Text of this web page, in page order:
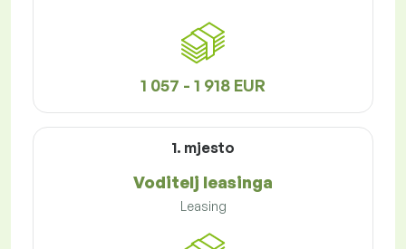
1 057 - 1 918 EUR
1. mjesto
Voditelj leasinga
Leasing